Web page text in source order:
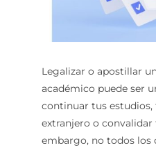
Legalizar o apostillar
académico puede ser
continuar tus estudios,
extranjero o
embargo, no todos los